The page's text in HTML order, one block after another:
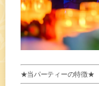
★当パーティーの特徴★